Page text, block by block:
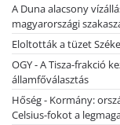
A Duna alacsony
magyarországi
Eloltották a tüzet
OGY - A Tisza-frakció
államfőválasztás
Hőség - Kormány:
Celsius-fokot a